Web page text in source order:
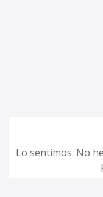
Lo sentimos. No